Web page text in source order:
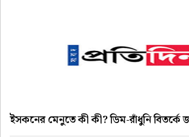
ইসকনের মেনুতে কী কী? ডিম-রাঁধুনি বিতর্কে